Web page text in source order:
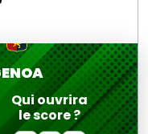
Qui ouvrira
le score ?